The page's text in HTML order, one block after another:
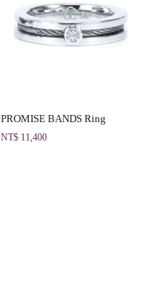
PROMISE BANDS Ring
NT$ 11,400